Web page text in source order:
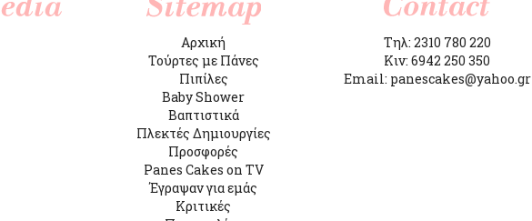
Αρχική
Τούρτες με Πάνες
Πιπίλες
Baby Shower
Βαπτιστικά
Πλεκτές Δημιουργίες
Προσφορές
Panes Cakes on TV
Έγραψαν για εμάς
Κριτικές
Τηλ: 2310 780 220
Κιν: 6942 250 350
Email: panescakes@yahoo.gr